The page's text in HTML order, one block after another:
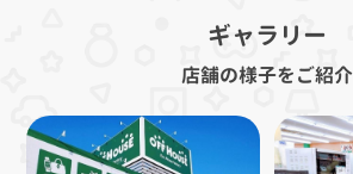
ギャラリー
店舗の様子をご紹介